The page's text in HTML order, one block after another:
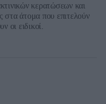
κερατώσεων και
στα άτομα που επιτελούν
οι ειδικοί